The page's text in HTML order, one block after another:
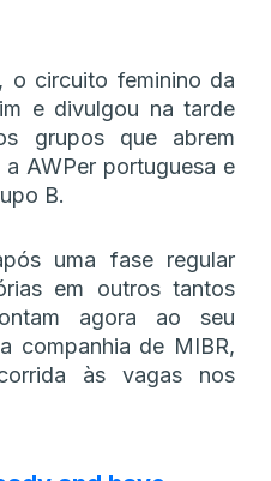
o circuito feminino da
e divulgou na tarde
grupos que abrem
AWPer portuguesa e
B.
uma fase regular
em outros tantos
agora ao seu
companhia de MIBR,
às vagas nos